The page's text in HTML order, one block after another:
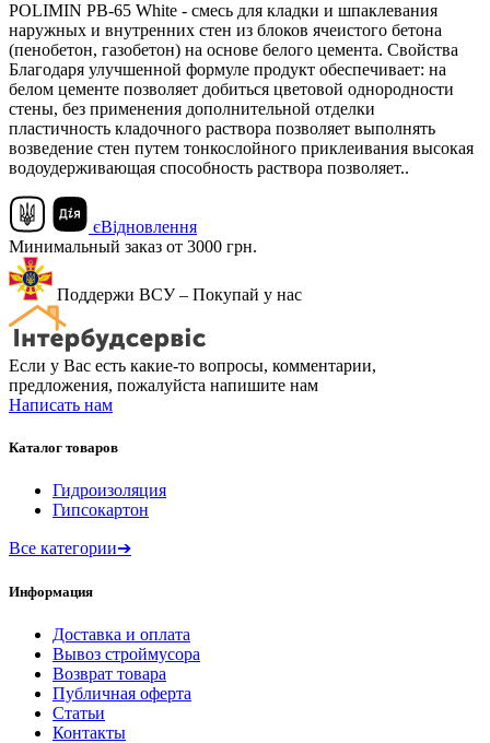
POLIMIN РВ-65 White - смесь для кладки и шпаклевания
наружных и внутренних стен из блоков ячеистого бетона
(пенобетон, газобетон) на основе белого цемента. Свойства
Благодаря улучшенной формуле продукт обеспечивает: на
белом цементе позволяет добиться цветовой однородности
стены, без применения дополнительной отделки
пластичность кладочного раствора позволяет выполнять
возведение стен путем тонкослойного приклеивания высокая
водоудерживающая способность раствора позволяет..
єВідновлення
Минимальный заказ от 3000 грн.
Поддержи ВСУ – Покупай у нас
Если у Вас есть какие-то вопросы, комментарии,
предложения, пожалуйста напишите нам
Написать нам
Каталог товаров
Гидроизоляция
Гипсокартон
Все категории➔
Информация
Доставка и оплата
Вывоз строймусора
Возврат товара
Публичная оферта
Статьи
Контакты